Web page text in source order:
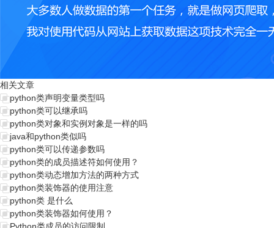
相关文章
python类声明变量类型吗
python类可以继承吗
python类对象和实例对象是一样的吗
java和python类似吗
python类可以传递参数吗
python类的成员描述符如何使用？
python类动态增加方法的两种方式
python类装饰器的使用注意
python类 是什么
python类装饰器如何使用？